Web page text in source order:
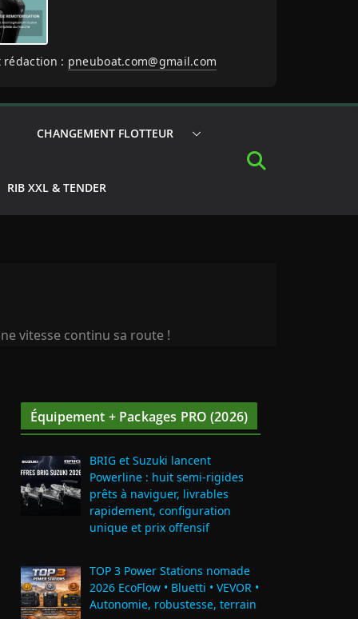
rédaction : pneuboat.com@gmail.com
CHANGEMENT FLOTTEUR
RIB XXL & TENDER
vitesse continu sa route !
Équipement + Packages PRO (2026)
BRIG et Suzuki lancent
Powerline : huit semi‑rigides
prêts à naviguer, livrables
rapidement, configuration
unique et prix offensif
TOP 3 Power Stations nomade
2026 EcoFlow • Bluetti • VEVOR •
Autonomie, robustesse, terrain